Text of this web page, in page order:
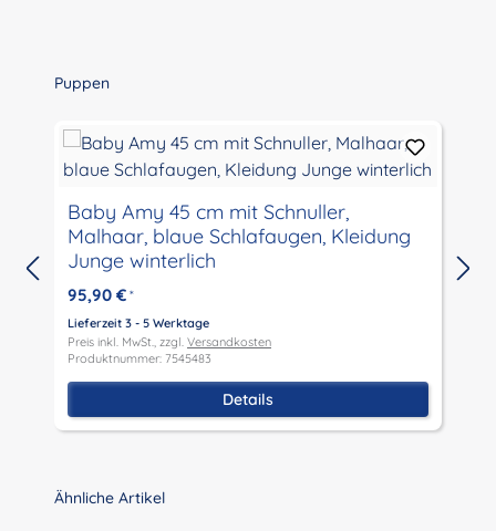
Produktgalerie überspringen
Puppen
Baby Amy 45 cm mit Schnuller,
Malhaar, blaue Schlafaugen, Kleidung
Junge winterlich
95,90 € *
Lieferzeit 3 - 5 Werktage
Preis inkl. MwSt., zzgl. Versandkosten
Produktnummer: 7545483
Details
Produktgalerie überspringen
Ähnliche Artikel